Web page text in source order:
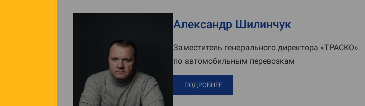
Александр Шилинчук
Заместитель генерального директора «ТРАСКО»
по автомобильным перевозкам
ПОДРОБНЕЕ